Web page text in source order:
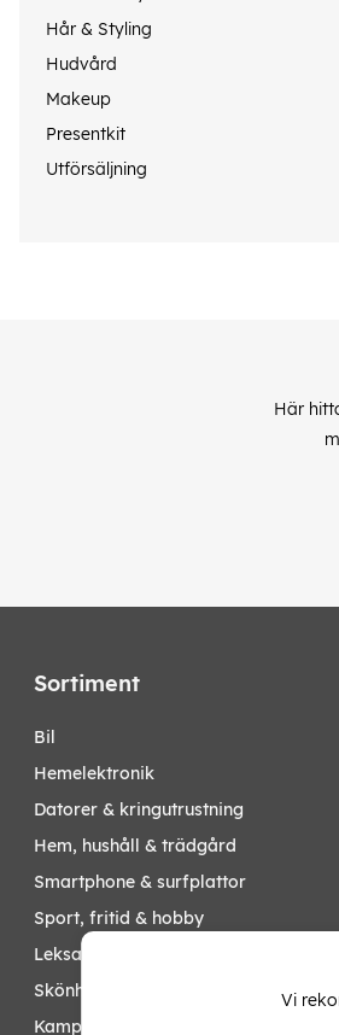
Hår & Styling
Hudvård
Makeup
Presentkit
Utförsäljning
Här
Sortiment
bil
hemelektronik
datorer & kringutrustning
hem, hushåll & trädgård
smartphone & surfplattor
sport, fritid & hobby
leksaker, barn- & babyprodukter
skönhet & hälsa
kampanjer
Vi